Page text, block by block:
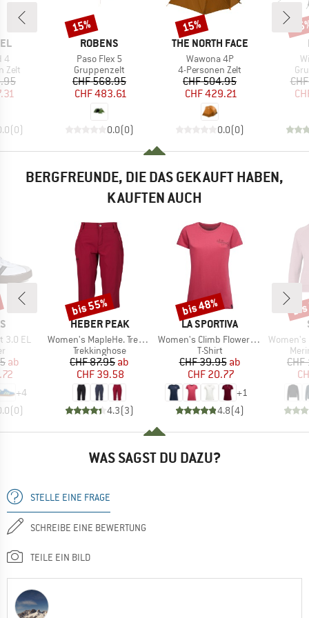
4
Zelt
Preis
(0)
MARKE
ROBENS
Artikel
Paso Flex 5
Produktgruppe
Gruppenzelt
Preis
CHF 568.95reduzierter Preis
CHF 483.61
0.0(0)
Rabatt
15%
MARKE
THE NORTH FACE
Artikel
Wawona 4P
Produktgruppe
4-Personen Zelt
Preis
CHF 504.95reduzierter Preis
CHF 429.21
0.0(0)
Rabatt
15%
BERGFREUNDE, DIE DAS GEKAUFT HABEN,
KAUFTEN AUCH
3.0 EL
Preis
ab
+4
(0)
MARKE
HEBER PEAK
Artikel
Women's MapleHe. Trekking Capri Pants
Produktgruppe
Trekkinghose
Preis
CHF 87.95reduzierter Preis
ab
CHF 39.58
4.3(3)
Rabatt
bis 55%
MARKE
LA SPORTIVA
Artikel
Women's Climb Flower T-Shirt
Produktgruppe
T-Shirt
Preis
CHF 39.95reduzierter Preis
ab
CHF 20.77
+1
4.8(4)
Rabatt
bis 48%
Artikel
Women's
WAS SAGST DU DAZU?
STELLE EINE FRAGE
SCHREIBE EINE BEWERTUNG
TEILE EIN BILD